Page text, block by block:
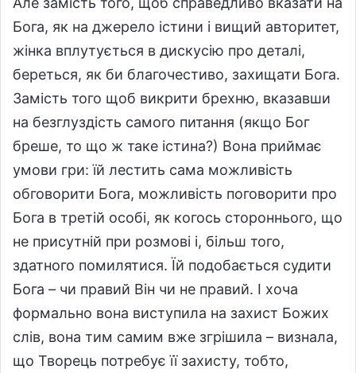
Бога, як на джерело істини і вищий авторитет,
жінка вплутується в дискусію про деталі,
береться, як би благочестиво, захищати Бога.
Замість того щоб викрити брехню, вказавши
на безглуздість самого питання (якщо Бог
бреше, то що ж таке істина?) Вона приймає
умови гри: їй лестить сама можливість
обговорити Бога, можливість поговорити про
Бога в третій особі, як когось стороннього, що
не присутній при розмові і, більш того,
здатного помилятися. Їй подобається судити
Бога – чи правий Він чи не правий. І хоча
формально вона виступила на захист Божих
слів, вона тим самим вже згрішила – визнала,
що Творець потребує її захисту, тобто,